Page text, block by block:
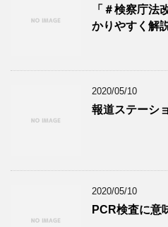
「＃検察庁法
かりやすく解
2020/05/10
報道ステーシ
2020/05/10
PCR検査に意